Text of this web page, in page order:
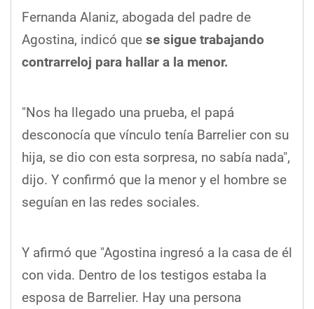
Fernanda Alaniz, abogada del padre de
Agostina, indicó que se sigue trabajando
contrarreloj para hallar a la menor.
"Nos ha llegado una prueba, el papá
desconocía que vínculo tenía Barrelier con su
hija, se dio con esta sorpresa, no sabía nada",
dijo. Y confirmó que la menor y el hombre se
seguían en las redes sociales.
Y afirmó que "Agostina ingresó a la casa de él
con vida. Dentro de los testigos estaba la
esposa de Barrelier. Hay una persona